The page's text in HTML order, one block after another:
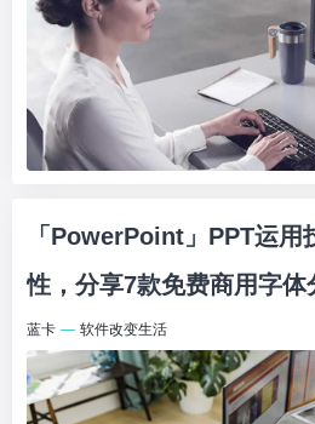
「PowerPoint」PPT运
性，分享7款免费商用字体
蓝卡 — 软件改变生活